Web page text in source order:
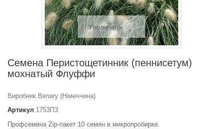
Увеличить
Семена Перистощетинник (пеннисетум)
мохнатый Флуффи
Виробник Benary (Німеччина)
Артикул 1753ПЗ
Профсемена Zip-пакет 10 семян в микропробирке.